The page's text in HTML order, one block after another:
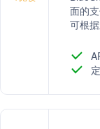
面的
可根